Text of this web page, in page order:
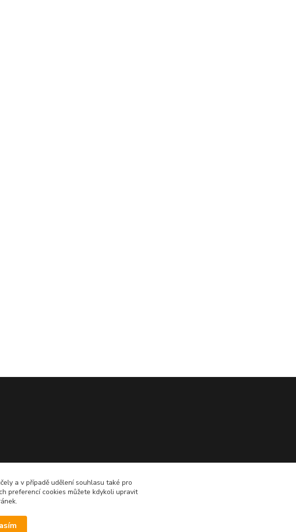
a v případě udělení souhlasu také pro
preferencí cookies můžete kdykoli upravit